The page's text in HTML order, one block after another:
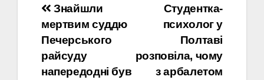
Навігація
записів
Студентка-
психолог у
Полтаві
розповіла, чому
з арбалетом
Знайшли
мертвим суддю
Печерського
райсуду
напередодні був